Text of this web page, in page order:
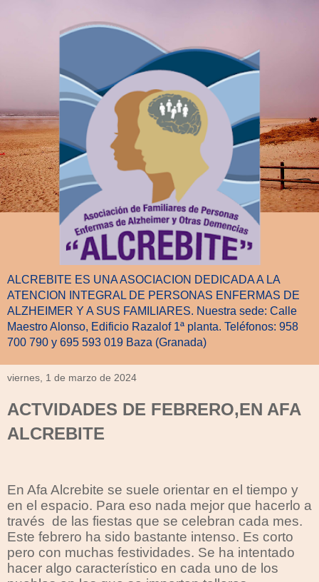
ALCREBITE ES UNA ASOCIACION DEDICADA A LA
ATENCION INTEGRAL DE PERSONAS ENFERMAS DE
ALZHEIMER Y A SUS FAMILIARES. Nuestra sede: Calle
Maestro Alonso, Edificio Razalof 1ª planta. Teléfonos: 958
700 790 y 695 593 019 Baza (Granada)
viernes, 1 de marzo de 2024
ACTVIDADES DE FEBRERO,EN AFA
ALCREBITE
En Afa Alcrebite se suele orientar en el tiempo y
en el espacio. Para eso nada mejor que hacerlo a
través de las fiestas que se celebran cada mes.
Este febrero ha sido bastante intenso. Es corto
pero con muchas festividades. Se ha intentado
hacer algo característico en cada uno de los